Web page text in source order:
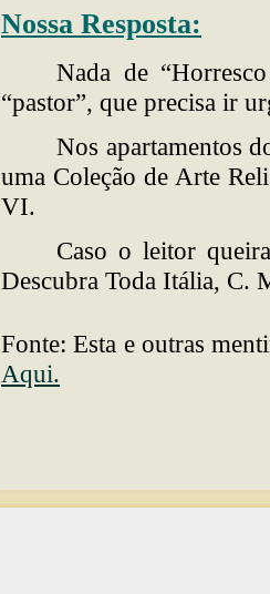
Nossa Resposta:
Nada de
“pastor”, que precisa ir
Nos apartamentos
uma Coleção de Arte
VI.
Caso o leitor
Descubra Toda Itália, C.
Fonte: Esta e outras
Aqui.